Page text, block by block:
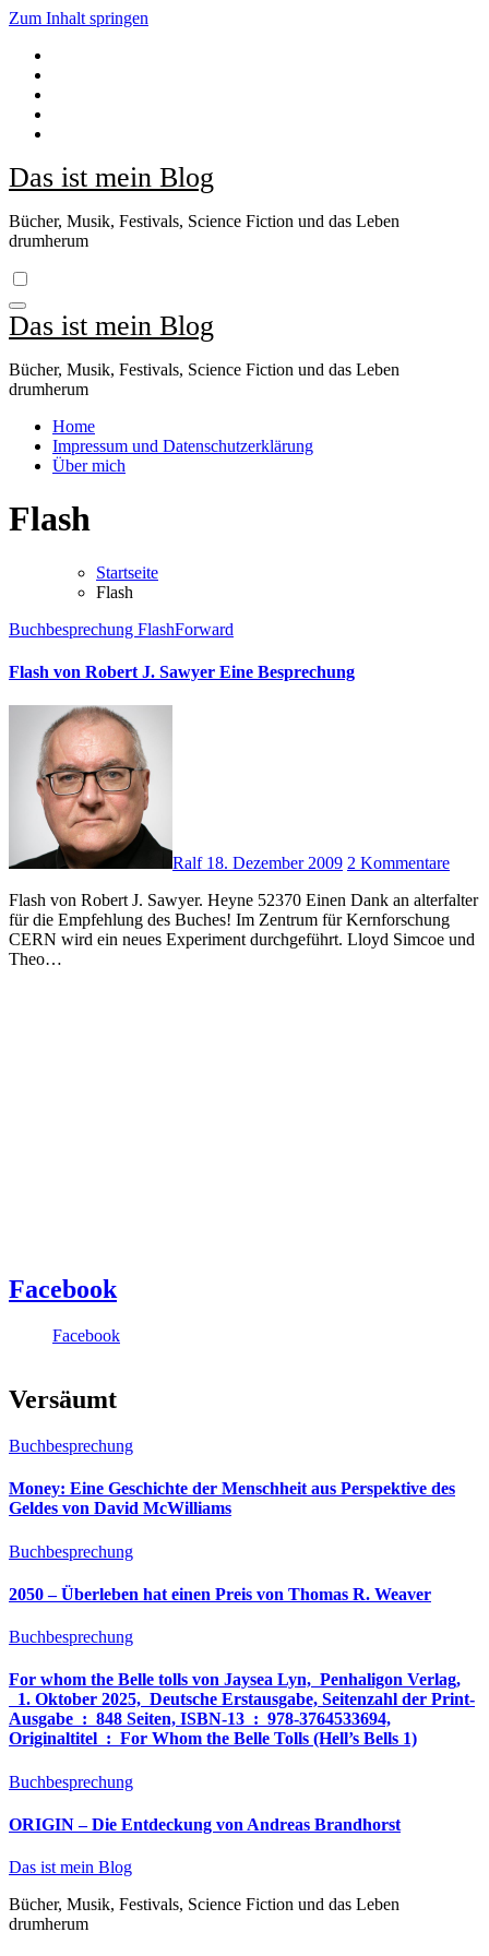
Zum Inhalt springen
Das ist mein Blog
Bücher, Musik, Festivals, Science Fiction und das Leben
drumherum
Das ist mein Blog
Bücher, Musik, Festivals, Science Fiction und das Leben
drumherum
Home
Impressum und Datenschutzerklärung
Über mich
Flash
Startseite
Flash
Buchbesprechung FlashForward
Flash von Robert J. Sawyer Eine Besprechung
Ralf 18. Dezember 2009 2 Kommentare
Flash von Robert J. Sawyer. Heyne 52370 Einen Dank an alterfalter
für die Empfehlung des Buches! Im Zentrum für Kernforschung
CERN wird ein neues Experiment durchgeführt. Lloyd Simcoe und
Theo…
Facebook
Facebook
Versäumt
Buchbesprechung
Money: Eine Geschichte der Menschheit aus Perspektive des
Geldes von David McWilliams
Buchbesprechung
2050 – Überleben hat einen Preis von Thomas R. Weaver
Buchbesprechung
For whom the Belle tolls von Jaysea Lyn, ‎ Penhaligon Verlag,
‎ 1. Oktober 2025, ‎ Deutsche Erstausgabe, Seitenzahl der Print-
Ausgabe ‏ : ‎ 848 Seiten, ISBN-13 ‏ : ‎ 978-3764533694,
Originaltitel ‏ : ‎ For Whom the Belle Tolls (Hell’s Bells 1)
Buchbesprechung
ORIGIN – Die Entdeckung von Andreas Brandhorst
Das ist mein Blog
Bücher, Musik, Festivals, Science Fiction und das Leben
drumherum